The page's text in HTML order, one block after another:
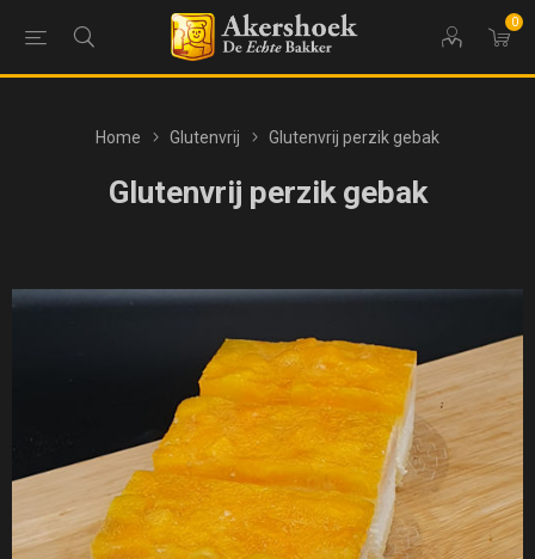
0
Home Glutenvrij Glutenvrij perzik gebak
Glutenvrij perzik gebak